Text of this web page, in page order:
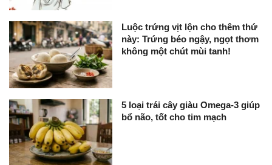
Luộc trứng vịt lộn cho thêm thứ
này: Trứng béo ngậy, ngọt thơm
không một chút mùi tanh!
5 loại trái cây giàu Omega-3 giúp
bổ não, tốt cho tim mạch